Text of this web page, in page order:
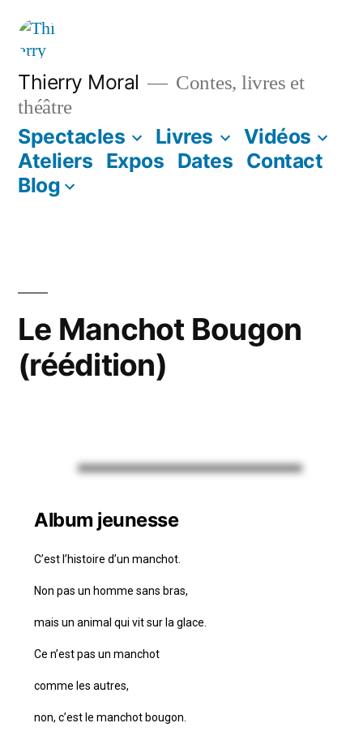
Thierry Moral
Contes, livres et
théâtre
Spectacles Livres
Vidéos
Ateliers Expos Dates Contact
Blog
Le Manchot Bougon
(réédition)
Album jeunesse
C’est l’histoire d’un manchot.
Non pas un homme sans bras,
mais un animal qui vit sur la glace.
Ce n’est pas un manchot
comme les autres,
non, c’est le manchot bougon.